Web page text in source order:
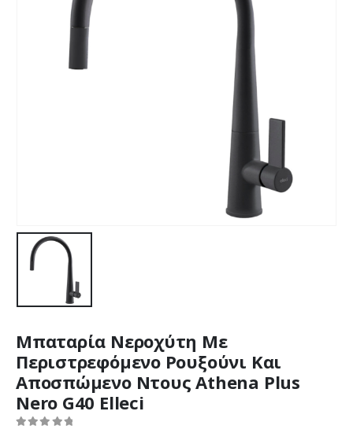
Μπαταρία Νεροχύτη Με
Περιστρεφόμενο Ρουξούνι Και
Αποσπώμενο Ντους Athena Plus
Nero G40 Elleci